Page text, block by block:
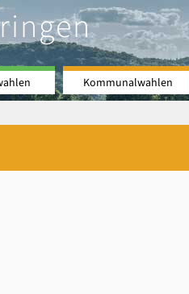
Kommunalwahlen